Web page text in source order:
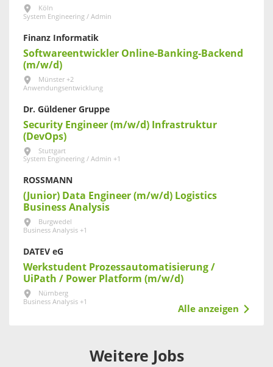
Köln
System Engineering / Admin
Finanz Informatik
Softwareentwickler Online-Banking-Backend
(m/w/d)
Münster +2
Anwendungsentwicklung
Dr. Güldener Gruppe
Security Engineer (m/w/d) Infrastruktur
(DevOps)
Stuttgart
System Engineering / Admin +1
ROSSMANN
(Junior) Data Engineer (m/w/d) Logistics
Business Analysis
Burgwedel
Business Analysis +1
DATEV eG
Werkstudent Prozessautomatisierung /
UiPath / Power Platform (m/w/d)
Nürnberg
Business Analysis +1
Alle anzeigen
Weitere Jobs